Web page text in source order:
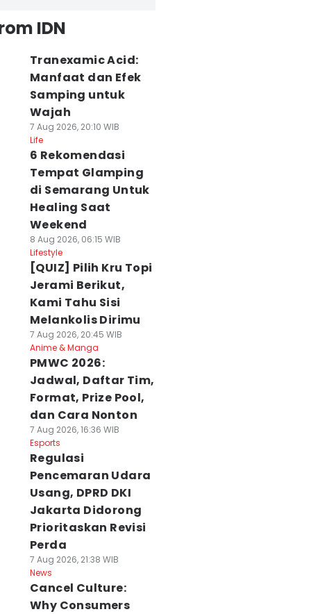
IDN
Tranexamic Acid:
Manfaat dan Efek
Samping untuk
Wajah
7 Aug 2026, 20:10 WIB
Life
6 Rekomendasi
Tempat Glamping
di Semarang Untuk
Healing Saat
Weekend
8 Aug 2026, 06:15 WIB
Lifestyle
[QUIZ] Pilih Kru Topi
Jerami Berikut,
Kami Tahu Sisi
Melankolis Dirimu
7 Aug 2026, 20:45 WIB
Anime & Manga
PMWC 2026:
Jadwal, Daftar Tim,
Format, Prize Pool,
dan Cara Nonton
7 Aug 2026, 16:36 WIB
Esports
Regulasi
Pencemaran Udara
Usang, DPRD DKI
Jakarta Didorong
Prioritaskan Revisi
Perda
7 Aug 2026, 21:38 WIB
News
Cancel Culture:
Why Consumers